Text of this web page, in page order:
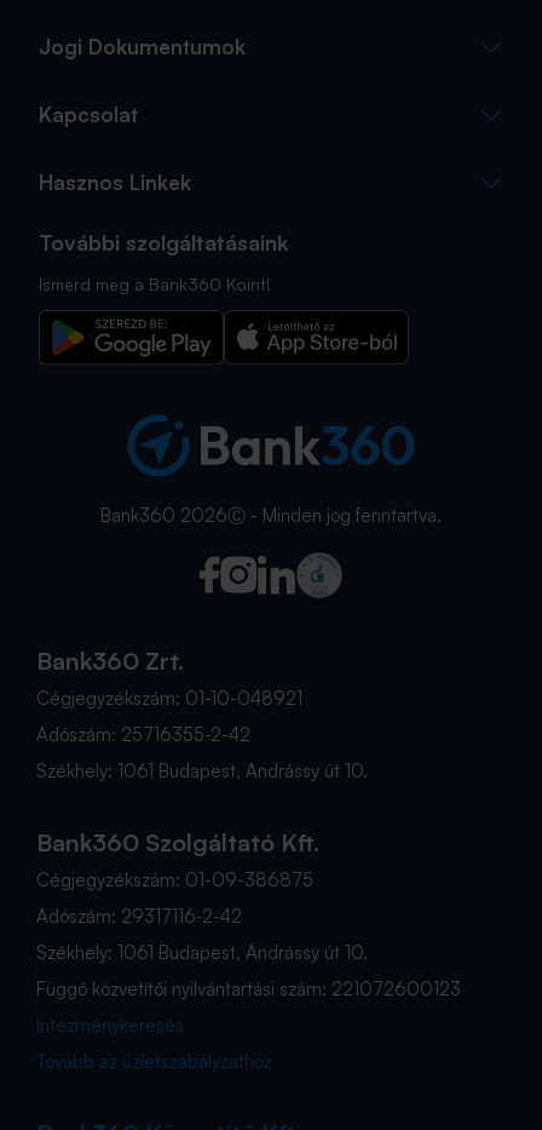
Jogi Dokumentumok
Kapcsolat
Hasznos Linkek
További szolgáltatásaink
Ismerd meg a Bank360 Koint!
Bank360 2026Ⓒ - Minden jog fenntartva.
Bank360 Zrt.
Cégjegyzékszám: 01-10-048921
Adószám: 25716355-2-42
Székhely: 1061 Budapest, Andrássy út 10.
Bank360 Szolgáltató Kft.
Cégjegyzékszám: 01-09-386875
Adószám: 29317116-2-42
Székhely: 1061 Budapest, Andrássy út 10.
Függő közvetítői nyilvántartási szám: 221072600123
Intézménykeresés
Tovább az üzletszabályzathoz